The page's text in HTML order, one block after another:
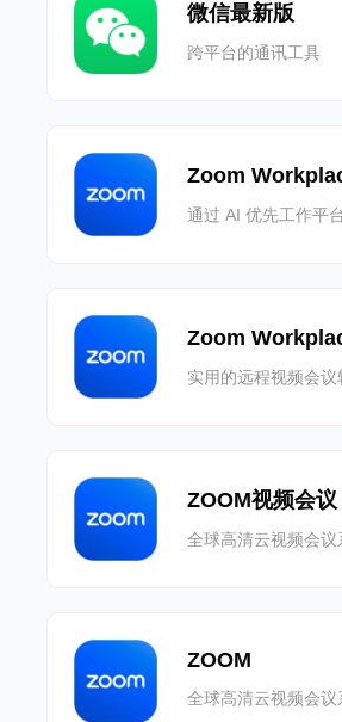
微信最新版
跨平台的通讯工具
Zoom
通过 AI 优先工作平
Zoom
实用的远程视频会议
ZOOM视频会议
全球高清云视频会议
ZOOM
全球高清云视频会议